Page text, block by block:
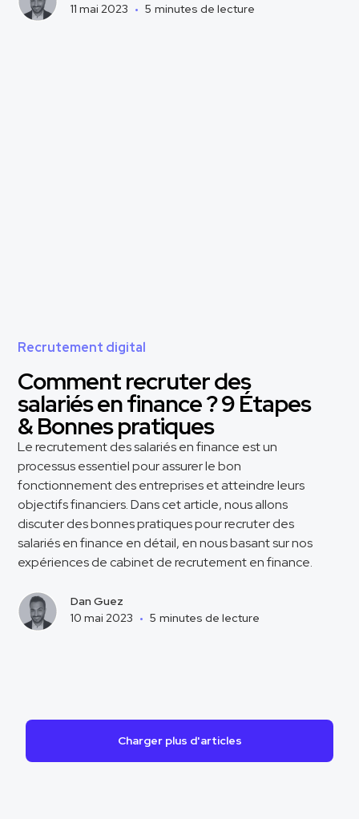
11 mai 2023 • 5 minutes de lecture
Recrutement digital
Comment recruter des
salariés en finance ? 9 Étapes
& Bonnes pratiques
Le recrutement des salariés en finance est un
processus essentiel pour assurer le bon
fonctionnement des entreprises et atteindre leurs
objectifs financiers. Dans cet article, nous allons
discuter des bonnes pratiques pour recruter des
salariés en finance en détail, en nous basant sur nos
expériences de cabinet de recrutement en finance.
Dan Guez
10 mai 2023 • 5 minutes de lecture
Charger plus d'articles